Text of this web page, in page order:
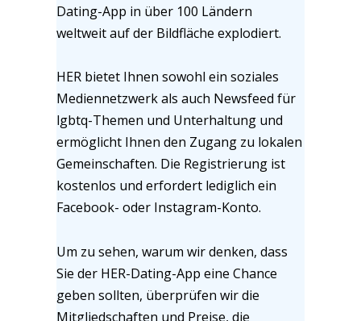
Dating-App in über 100 Ländern
weltweit auf der Bildfläche explodiert.
HER bietet Ihnen sowohl ein soziales
Mediennetzwerk als auch Newsfeed für
lgbtq-Themen und Unterhaltung und
ermöglicht Ihnen den Zugang zu lokalen
Gemeinschaften. Die Registrierung ist
kostenlos und erfordert lediglich ein
Facebook- oder Instagram-Konto.
Um zu sehen, warum wir denken, dass
Sie der HER-Dating-App eine Chance
geben sollten, überprüfen wir die
Mitgliedschaften und Preise, die